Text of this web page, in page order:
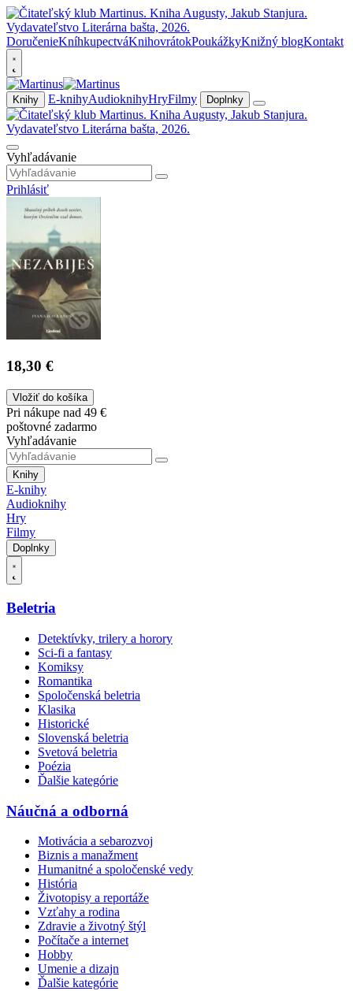
DoručenieKníhkupectváKnihovrátokPoukážkyKnižný blogKontakt
Knihy E-knihyAudioknihyHryFilmy Doplnky
Vyhľadávanie
Prihlásiť
18,30 €
Vložiť do košíka
Pri nákupe nad 49 €
poštovné zadarmo
Vyhľadávanie
Knihy
E-knihy
Audioknihy
Hry
Filmy
Doplnky
Beletria
Detektívky, trilery a horory
Sci-fi a fantasy
Komiksy
Romantika
Spoločenská beletria
Klasika
Historické
Slovenská beletria
Svetová beletria
Poézia
Ďalšie kategórie
Náučná a odborná
Motivácia a sebarozvoj
Biznis a manažment
Humanitné a spoločenské vedy
História
Životopisy a reportáže
Vzťahy a rodina
Zdravie a životný štýl
Počítače a internet
Hobby
Umenie a dizajn
Ďalšie kategórie